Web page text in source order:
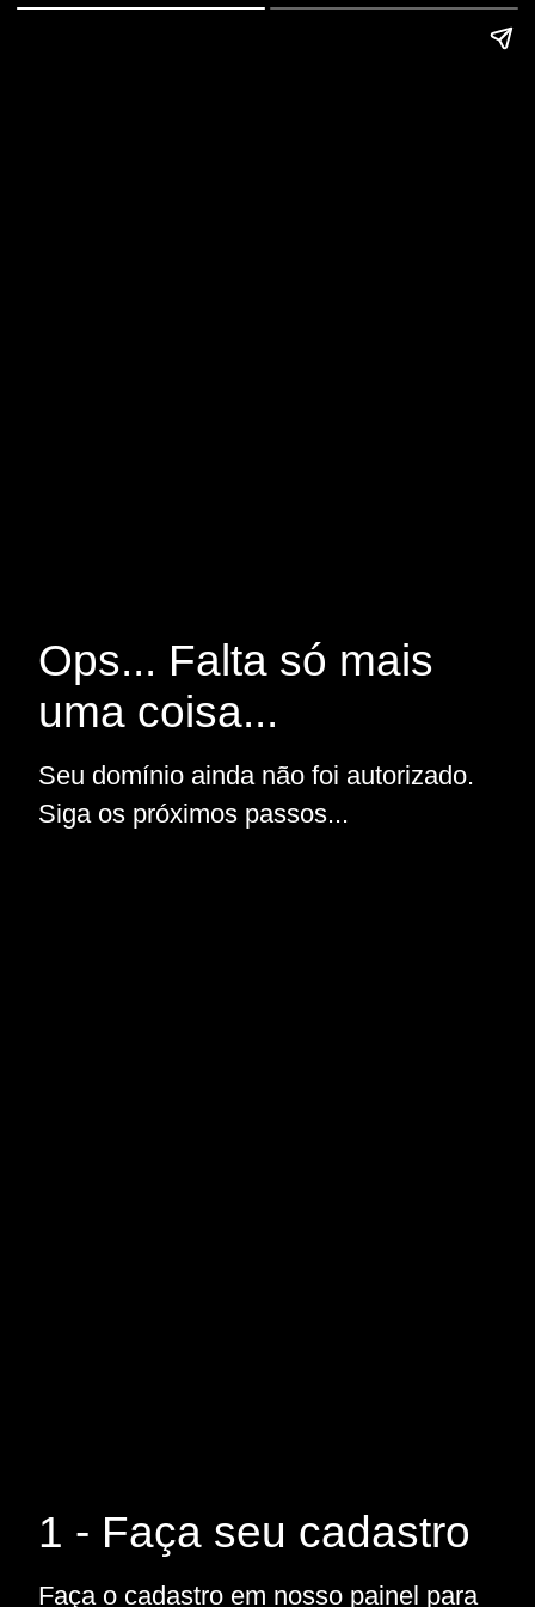
Ops... Falta só mais
uma coisa...
Seu domínio ainda não foi autorizado.
Siga os próximos passos...
1 - Faça seu cadastro
Faça o cadastro em nosso painel para